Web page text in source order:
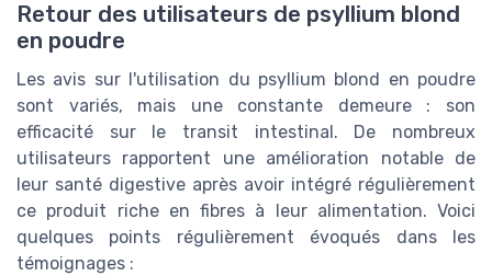
Retour des utilisateurs de psyllium blond
en poudre
Les avis sur l'utilisation du psyllium blond en poudre
sont variés, mais une constante demeure : son
efficacité sur le transit intestinal. De nombreux
utilisateurs rapportent une amélioration notable de
leur santé digestive après avoir intégré régulièrement
ce produit riche en fibres à leur alimentation. Voici
quelques points régulièrement évoqués dans les
témoignages :